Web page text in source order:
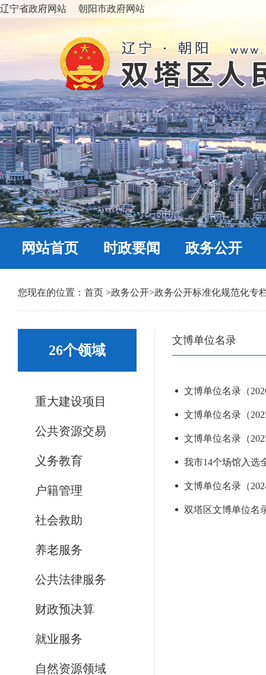
辽宁省政府网站 朝阳市政府网站
网站首页 时政要闻 政务公开
您现在的位置： 首页 >政务公开>政务公开标准化规范化专
26个领域
重大建设项目
公共资源交易
义务教育
户籍管理
社会救助
养老服务
公共法律服务
财政预决算
就业服务
自然资源领域
文博单位名录
文博单位名录（
文博单位名录（
文博单位名录（
我市14个场馆入选
文博单位名录（
双塔区文博单位名